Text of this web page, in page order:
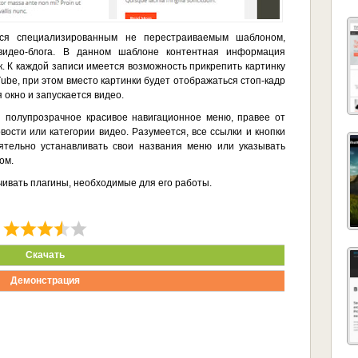
специализированным не перестраиваемым шаблоном,
блога. В данном шаблоне контентная информация
К каждой записи имеется возможность прикрепить картинку
при этом вместо картинки будет отображаться стоп-кадр
и запускается видео.
красивое навигационное меню, правее от
или категории видео. Разумеется, все ссылки и кнопки
устанавливать свои названия меню или указывать
плагины, необходимые для его работы.
Скачать
Демонстрация